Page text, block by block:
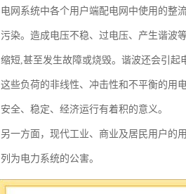
电网系统中各个用户端配电网中使用的整
污染。造成电压不稳、过电压、产生谐波
缩短,甚至发生故障或烧毁。谐波还会引起
这些负荷的非线性、冲击性和不平衡的用
安全、稳定、经济运行有着积的意义。
另一方面，现代工业、商业及居民用户的
列为电力系统的公害。
当电网的电能质量扰或污染，达不到相关